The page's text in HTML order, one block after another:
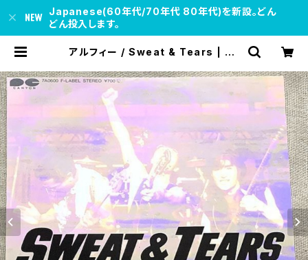
Japanese(60年代/70年代 80年代)を新設。どん
どん投入します。
アルフィー / Sweat & Tears | so